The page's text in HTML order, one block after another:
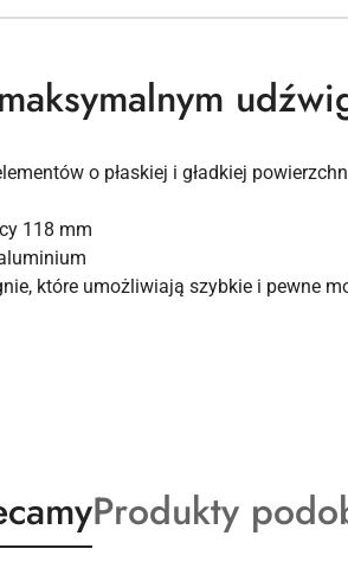
o płaskiej i gładkiej
118 mm
które umożliwiają szybkie i pewne
Produkty
o
Produkty